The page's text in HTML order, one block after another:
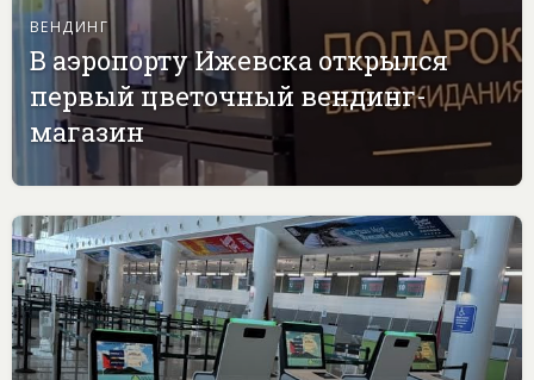
ВЕНДИНГ
В аэропорту Ижевска открылся
первый цветочный вендинг-
магазин